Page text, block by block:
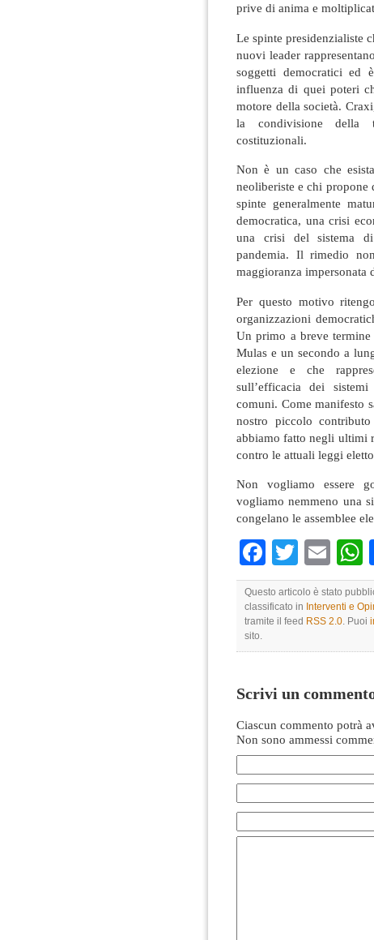
prive di anima e
Le spinte presidenzialiste
nuovi leader
soggetti democratici ed
influenza di quei poteri
motore della società.
la condivisione della
costituzionali.
Non è un caso che
neoliberiste e chi propone
spinte generalmente
democratica, una crisi
una crisi del sistema
pandemia. Il rimedio
maggioranza impersonata
Per questo motivo
organizzazioni
Un primo a breve
Mulas e un secondo a
elezione e che
sull’efficacia dei
comuni. Come manifesto
nostro piccolo
abbiamo fatto negli ultimi
contro le attuali leggi
Non vogliamo essere
vogliamo nemmeno una
congelano le assemblee
Facebook
Twitter
Questo articolo è stato
classificato in Interventi e
tramite il feed RSS 2.0. Puoi
sito.
Scrivi un
Ciascun commento potrà
Non sono ammessi